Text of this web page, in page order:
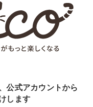
公式アカウントから
します